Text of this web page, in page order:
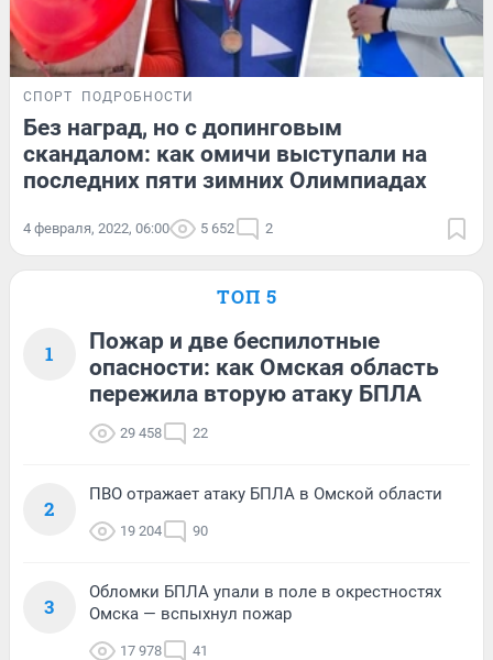
СПОРТ ПОДРОБНОСТИ
Без наград, но с допинговым
скандалом: как омичи выступали на
последних пяти зимних Олимпиадах
4 февраля, 2022, 06:00 5 652 2
ТОП 5
1
Пожар и две беспилотные
опасности: как Омская область
пережила вторую атаку БПЛА
29 458 22
2
ПВО отражает атаку БПЛА в Омской области
19 204 90
3
Обломки БПЛА упали в поле в окрестностях
Омска — вспыхнул пожар
17 978 41